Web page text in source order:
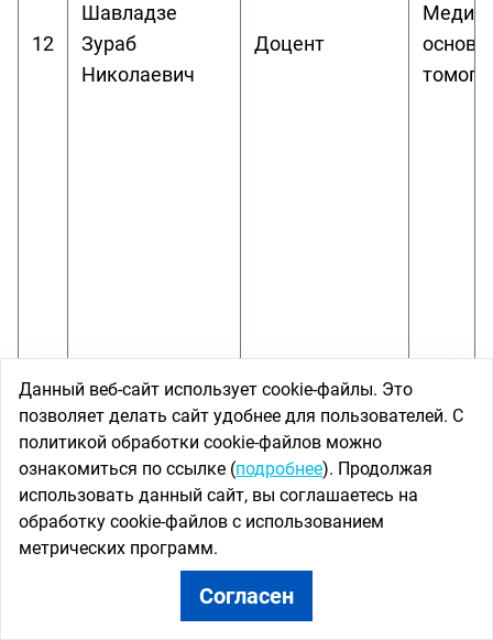
12
Шавладзе
Зураб
Николаевич
Доцент
Данный веб-сайт использует cookie-файлы. Это
позволяет делать сайт удобнее для пользователей. С
политикой обработки cookie-файлов можно
ознакомиться по ссылке (подробнее). Продолжая
использовать данный сайт, вы соглашаетесь на
обработку cookie-файлов с использованием
метрических программ.
Согласен